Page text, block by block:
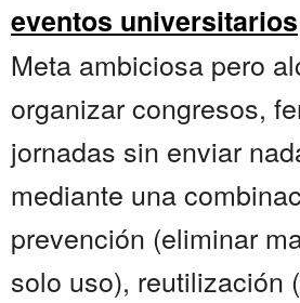
eventos universitarios
Meta ambiciosa pero
organizar congresos,
jornadas sin enviar
mediante una
prevención (eliminar
solo uso), reutilización